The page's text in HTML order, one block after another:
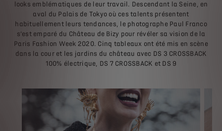
looks emblématiques de leur travail. Descendant la Seine, en
aval du Palais de Tokyo où ces talents présentent
habituellement leurs tendances, le photographe Paul Franco
s’est emparé du Château de Bizy pour révéler sa vision de la
Paris Fashion Week 2020. Cinq tableaux ont été mis en scène
dans la cour et les jardins du château avec DS 3 CROSSBACK
100% électrique, DS 7 CROSSBACK et DS 9